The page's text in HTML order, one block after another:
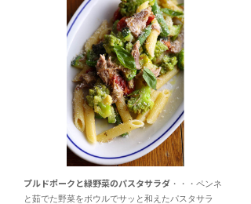
プルドポークと緑野菜のパスタサラダ ・・・ペンネ
と茹でた野菜をボウルでサッと和えたパスタサラ